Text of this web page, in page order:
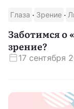
Глаза · Зрение ·
Заботимся о
зрение?
17 сентября